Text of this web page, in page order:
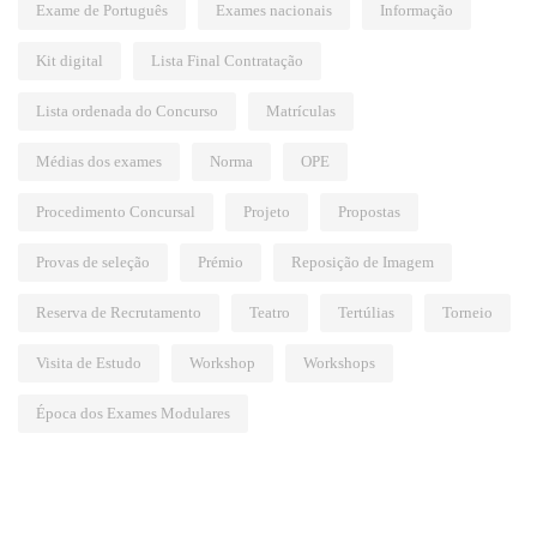
Exame de Português Exames nacionais Informação
Kit digital Lista Final Contratação
Lista ordenada do Concurso Matrículas
Médias dos exames Norma OPE
Procedimento Concursal Projeto Propostas
Provas de seleção Prémio Reposição de Imagem
Reserva de Recrutamento Teatro Tertúlias Torneio
Visita de Estudo Workshop Workshops
Época dos Exames Modulares